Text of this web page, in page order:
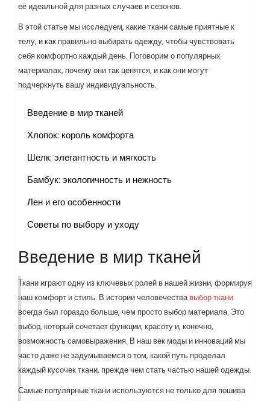
её идеальной для разных случаев и сезонов.
В этой статье мы исследуем, какие ткани самые приятные к
телу, и как правильно выбирать одежду, чтобы чувствовать
себя комфортно каждый день. Поговорим о популярных
материалах, почему они так ценятся, и как они могут
подчеркнуть вашу индивидуальность.
Введение в мир тканей
Хлопок: король комфорта
Шелк: элегантность и мягкость
Бамбук: экологичность и нежность
Лен и его особенности
Советы по выбору и уходу
Введение в мир тканей
Ткани играют одну из ключевых ролей в нашей жизни, формируя
наш комфорт и стиль. В истории человечествавыбор ткани
всегда был гораздо больше, чем просто выбор материала. Это
выбор, который сочетает функции, красоту и, конечно,
возможность самовыражения. В наш век моды и инноваций мы
часто даже не задумываемся о том, какой путь проделал
каждый кусочек ткани, прежде чем стать частью нашей одежды.
Самые популярные ткани используются не только для пошива